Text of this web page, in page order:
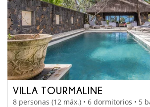
VILLA TOURMALINE
8 personas (12 máx.) • 6 dormitorios • 5